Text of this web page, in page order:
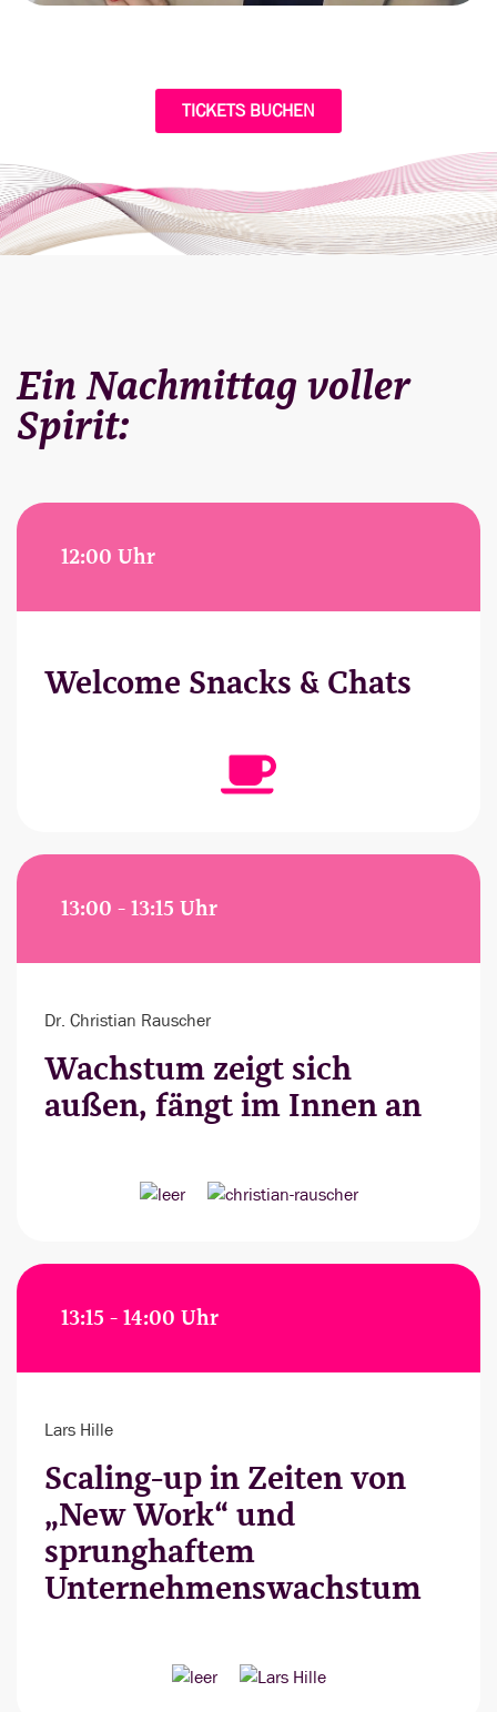
TICKETS BUCHEN
Ein Nachmittag voller
Spirit:
12:00 Uhr
Welcome Snacks & Chats
13:00 - 13:15 Uhr
Dr. Christian Rauscher
Wachstum zeigt sich
außen, fängt im Innen an
13:15 - 14:00 Uhr
Lars Hille
Scaling-up in Zeiten von
„New Work“ und
sprunghaftem
Unternehmenswachstum